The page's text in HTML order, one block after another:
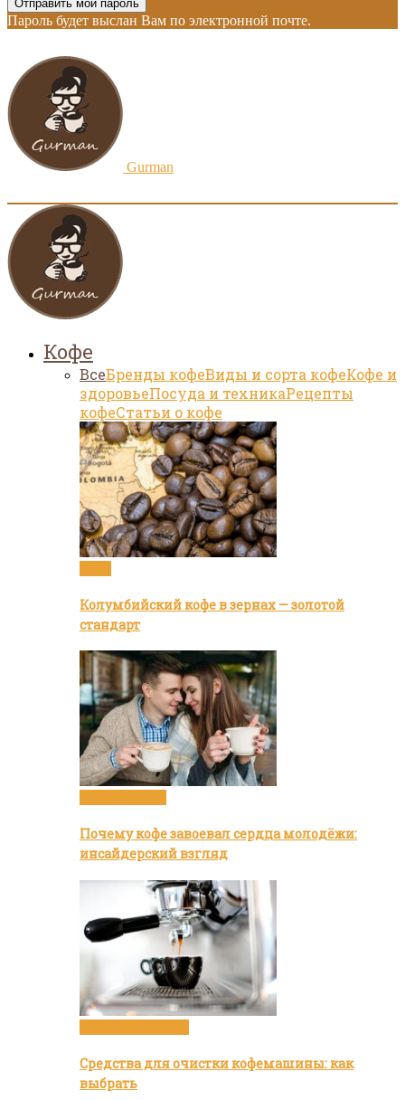
Пароль будет выслан Вам по электронной почте.
Gurman
Кофе
ВсеБренды кофеВиды и сорта кофеКофе и
здоровьеПосуда и техникаРецепты
кофеСтатьи о кофе
Колумбийский кофе в зернах — золотой
стандарт
Почему кофе завоевал сердца молодёжи:
инсайдерский взгляд
Средства для очистки кофемашины: как
выбрать